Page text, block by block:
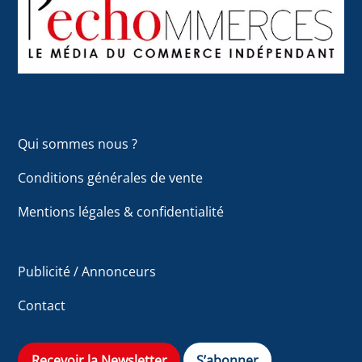
To
Top
Qui sommes nous ?
Conditions générales de vente
Mentions légales & confidentialité
Publicité / Annonceurs
Contact